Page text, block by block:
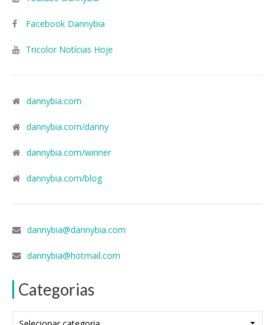
Facebook Dannybia
Tricolor Notícias Hoje
dannybia.com
dannybia.com/danny
dannybia.com/winner
dannybia.com/blog
dannybia@dannybia.com
dannybia@hotmail.com
Categorias